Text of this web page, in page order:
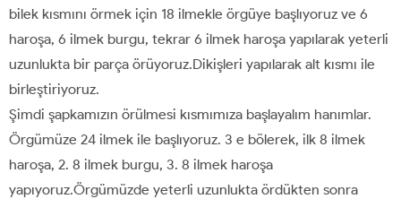
bilek kısmını örmek için 18 ilmekle örgüye başlıyoruz ve 6
haroşa, 6 ilmek burgu, tekrar 6 ilmek haroşa yapılarak yeterli
uzunlukta bir parça örüyoruz.Dikişleri yapılarak alt kısmı ile
birleştiriyoruz.
Şimdi şapkamızın örülmesi kısmımıza başlayalım hanımlar.
Örgümüze 24 ilmek ile başlıyoruz. 3 e bölerek, ilk 8 ilmek
haroşa, 2. 8 ilmek burgu, 3. 8 ilmek haroşa
yapıyoruz.Örgümüzde yeterli uzunlukta ördükten sonra